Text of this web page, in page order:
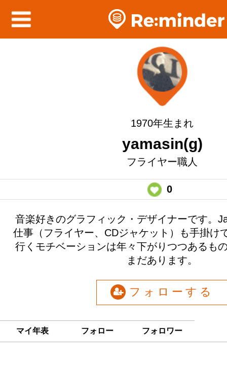
1970年生まれ
yamasin(g)
フライヤー職人
0
音楽好きのグラフィック・デザイナーです。
仕事（フライヤー、CDジャケット）も手掛け
行くモチベーションは年々下がりつつあるも
まだあります。
フォローする
マイ年表 フォロー フォロワー